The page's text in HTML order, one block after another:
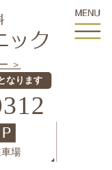
＞
なります
場